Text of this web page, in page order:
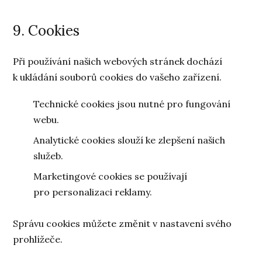
9. Cookies
Při používání našich webových stránek dochází
k ukládání souborů cookies do vašeho zařízení.
Technické cookies jsou nutné pro fungování
webu.
Analytické cookies slouží ke zlepšení našich
služeb.
Marketingové cookies se používají
pro personalizaci reklamy.
Správu cookies můžete změnit v nastavení svého
prohlížeče.